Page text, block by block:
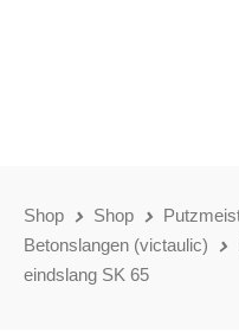
Shop Shop
Betonslangen (victaulic)
eindslang SK 65